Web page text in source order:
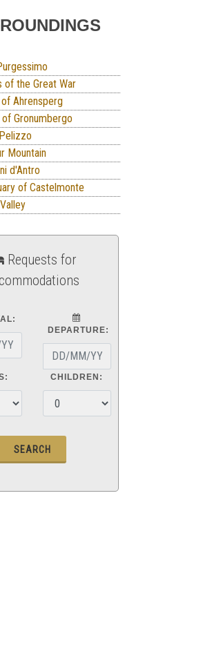
of the Great War
Ahrensperg
Gronumbergo
Mountain
d'Antro
of Castelmonte
Requests for
DEPARTURE:
CHILDREN: